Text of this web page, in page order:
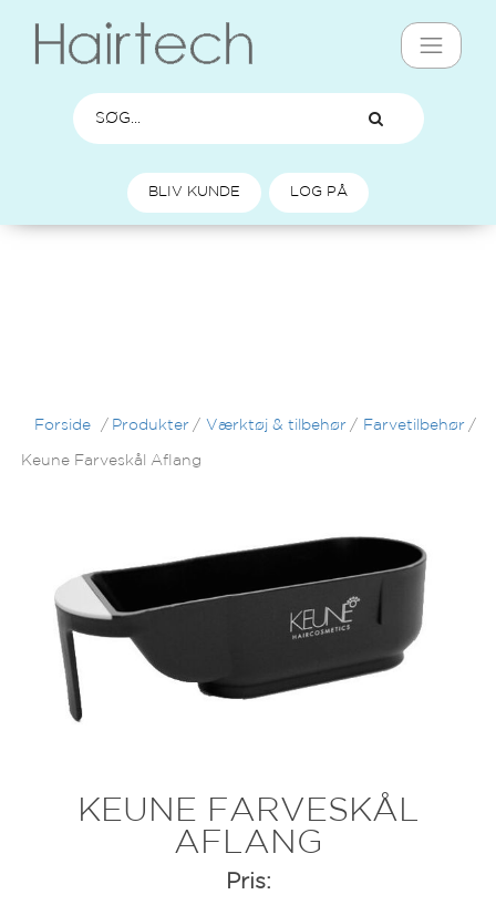
BLIV KUNDE LOG PÅ
Forside / Produkter / Værktøj & tilbehør / Farvetilbehør /
Keune Farveskål Aflang
KEUNE FARVESKÅL
AFLANG
Pris: